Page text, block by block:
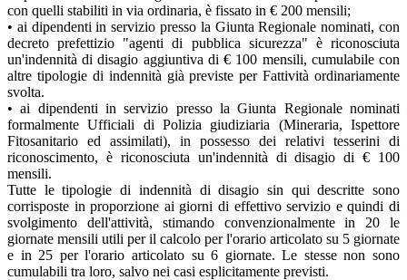
con quelli stabiliti in via ordinaria, è fissato in € 200 mensili;
• ai dipendenti in servizio presso la Giunta Regionale nominati, con
decreto prefettizio "agenti di pubblica sicurezza" è riconosciuta
un'indennità di disagio aggiuntiva di € 100 mensili, cumulabile con
altre tipologie di indennità già previste per Fattività ordinariamente
svolta.
• ai dipendenti in servizio presso la Giunta Regionale nominati
formalmente Ufficiali di Polizia giudiziaria (Mineraria, Ispettore
Fitosanitario ed assimilati), in possesso dei relativi tesserini di
riconoscimento, è riconosciuta un'indennità di disagio di € 100
mensili.
Tutte le tipologie di indennità di disagio sin qui descritte sono
corrisposte in proporzione ai giorni di effettivo servizio e quindi di
svolgimento dell'attività, stimando convenzionalmente in 20 le
giornate mensili utili per il calcolo per l'orario articolato su 5 giornate
e in 25 per l'orario articolato su 6 giornate. Le stesse non sono
cumulabili tra loro, salvo nei casi esplicitamente previsti.